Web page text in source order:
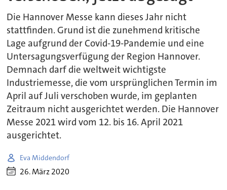
Die Hannover Messe kann dieses Jahr nicht
stattfinden. Grund ist die zunehmend kritische
Lage aufgrund der Covid-19-Pandemie und eine
Untersagungsverfügung der Region Hannover.
Demnach darf die weltweit wichtigste
Industriemesse, die vom ursprünglichen Termin im
April auf Juli verschoben wurde, im geplanten
Zeitraum nicht ausgerichtet werden. Die Hannover
Messe 2021 wird vom 12. bis 16. April 2021
ausgerichtet.
Eva Middendorf
26. März 2020